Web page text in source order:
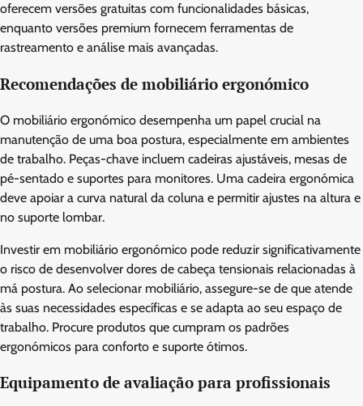
oferecem versões gratuitas com funcionalidades básicas,
enquanto versões premium fornecem ferramentas de
rastreamento e análise mais avançadas.
Recomendações de mobiliário ergonómico
O mobiliário ergonómico desempenha um papel crucial na
manutenção de uma boa postura, especialmente em ambientes
de trabalho. Peças-chave incluem cadeiras ajustáveis, mesas de
pé-sentado e suportes para monitores. Uma cadeira ergonómica
deve apoiar a curva natural da coluna e permitir ajustes na altura e
no suporte lombar.
Investir em mobiliário ergonómico pode reduzir significativamente
o risco de desenvolver dores de cabeça tensionais relacionadas à
má postura. Ao selecionar mobiliário, assegure-se de que atende
às suas necessidades específicas e se adapta ao seu espaço de
trabalho. Procure produtos que cumpram os padrões
ergonómicos para conforto e suporte ótimos.
Equipamento de avaliação para profissionais